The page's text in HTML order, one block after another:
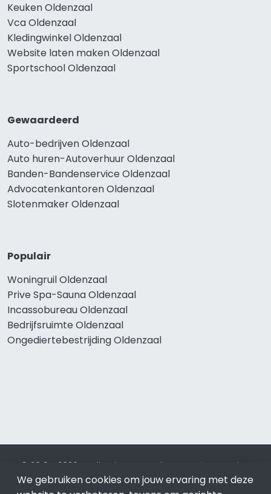
Keuken Oldenzaal
Vca Oldenzaal
Kledingwinkel Oldenzaal
Website laten maken Oldenzaal
Sportschool Oldenzaal
Gewaardeerd
Auto-bedrijven Oldenzaal
Auto huren-Autoverhuur Oldenzaal
Banden-Bandenservice Oldenzaal
Advocatenkantoren Oldenzaal
Slotenmaker Oldenzaal
Populair
Woningruil Oldenzaal
Prive Spa-Sauna Oldenzaal
Incassobureau Oldenzaal
Bedrijfsruimte Oldenzaal
Ongediertebestrijding Oldenzaal
© 2019 - 2026 Realisatie en SEO door SEO-bureau
Lion
Internet. Betaal alleen voor bewezen resultaten?SEO
We gebruiken cookies om jouw ervaring met deze